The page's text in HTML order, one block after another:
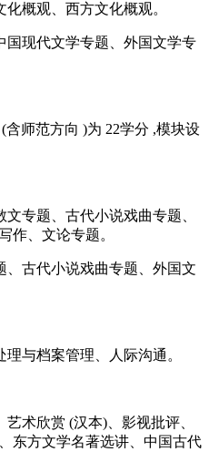
概观、西方文化概观。
国现代文学专题、外国文学专
师范方向 )为 22学分 ,模块设
专题、古代小说戏曲专题、
作、文论专题。
、古代小说戏曲专题、外国文
与档案管理、人际沟通。
术欣赏 (汉本)、影视批评、
东方文学名著选讲、中国古代